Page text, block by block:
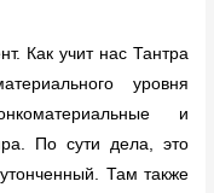
Как учит нас Тантра
уровня
и
По сути дела, это
Там также